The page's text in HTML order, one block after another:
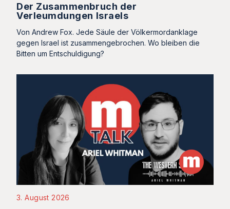
Der Zusammenbruch der
Verleumdungen Israels
Von Andrew Fox. Jede Säule der Völkermordanklage
gegen Israel ist zusammengebrochen. Wo bleiben die
Bitten um Entschuldigung?
3. August 2026